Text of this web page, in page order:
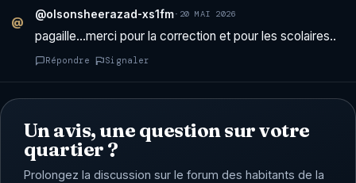
@
@olsonsheerazad-xs1fm· 20 MAI 2026
pagaille…merci pour la correction et pour les scolaires..
Répondre Signaler
Un avis, une question sur votre
quartier ?
Prolongez la discussion sur le forum des habitants de la